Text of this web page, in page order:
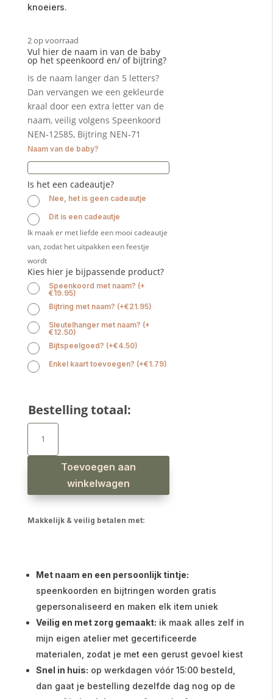
knoeiers.
2 op voorraad
Vul hier de naam in van de baby
op het speenkoord en/ of bijtring?
Is de naam langer dan 5 letters?
Dan vervangen we een gekleurde
kraal door een extra letter van de
naam, veilig volgens Speenkoord
NEN-12585, Bijtring NEN-71
Naam van de baby?
Is het een cadeautje?
Nee, het is geen cadeautje
Dit is een cadeautje
Ik maak er met liefde een mooi cadeautje
van, zodat het uitpakken een feestje
wordt
Kies hier je bijpassende product?
Speenkoord met naam? (+
€19.95)
Bijtring met naam? (+€21.95)
Sleutelhanger met naam? (+
€12.50)
Bijtspeelgoed? (+€4.50)
Enkel kaart toevoegen? (+€1.79)
Bestelling totaal:
Babyslab
dieren
aantal
Toevoegen aan
winkelwagen
Makkelijk & veilig betalen met:
Met naam en een persoonlijk tintje:
speenkoorden en bijtringen worden gratis
gepersonaliseerd en maken elk item uniek
Veilig en met zorg gemaakt: ik maak alles zelf in
mijn eigen atelier met gecertificeerde
materialen, zodat je met een gerust gevoel kiest
Snel in huis: op werkdagen vóór 15:00 besteld,
dan gaat je bestelling dezelfde dag nog op de